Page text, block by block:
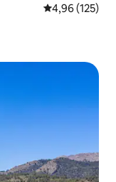
Середня
4,96 (125)